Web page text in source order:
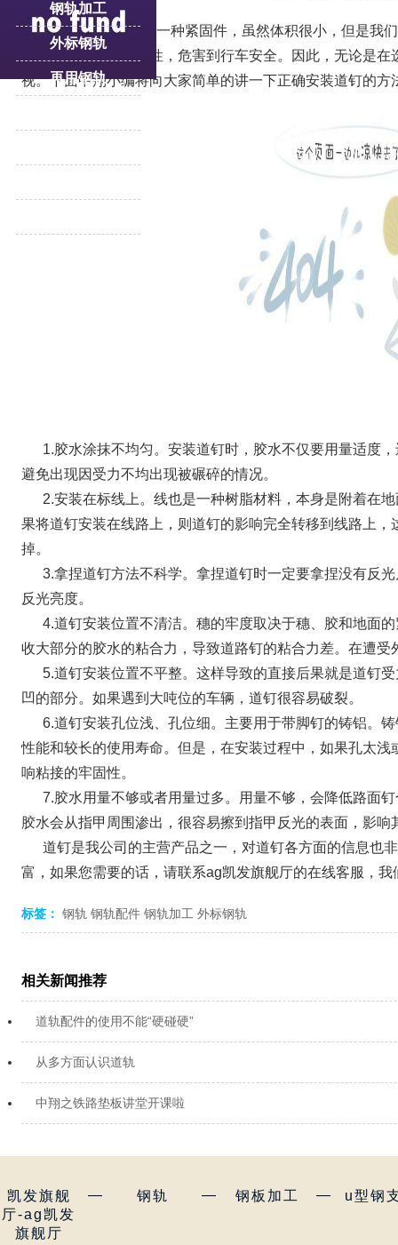
道钉作为道岔上的一种紧固件，虽然体积很小，但是我
接影响到道岔的牢固性，危害到行车安全。因此，无论是
视。下面中翔小编将向大家简单的讲一下正确安装道钉的方
1.胶水涂抹不均匀。安装道钉时，胶水不仅要用量适度
避免出现因受力不均出现被碾碎的情况。
2.安装在标线上。线也是一种树脂材料，本身是附着在
果将道钉安装在线路上，则道钉的影响完全转移到线路上
掉。
3.拿捏道钉方法不科学。拿捏道钉时一定要拿捏没有反
反光亮度。
4.道钉安装位置不清洁。穗的牢度取决于穗、胶和地面
收大部分的胶水的粘合力，导致道路钉的粘合力差。在遭受
5.道钉安装位置不平整。这样导致的直接后果就是道钉
凹的部分。如果遇到大吨位的车辆，道钉很容易破裂。
6.道钉安装孔位浅、孔位细。主要用于带脚钉的铸铝。
性能和较长的使用寿命。但是，在安装过程中，如果孔太
响粘接的牢固性。
7.胶水用量不够或者用量过多。用量不够，会降低路面
胶水会从指甲周围渗出，很容易擦到指甲反光的表面，影响
道钉是我公司的主营产品之一，对道钉各方面的信息也
富，如果您需要的话，请联系ag凯发旗舰厅的在线客服，
标签： 钢轨 钢轨配件 钢轨加工 外标钢轨
相关新闻推荐
道轨配件的使用不能“硬碰硬”
从多方面认识道轨
中翔之铁路垫板讲堂开课啦
钢轨加工
外标钢轨
再用钢轨
凯发旗舰
厅-ag凯发
旗舰厅
— 钢轨 — 钢板加工 — u型钢